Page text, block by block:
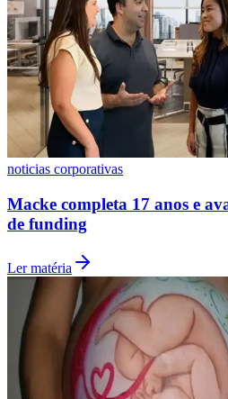
Flamengo
noticias corporativas
Macke completa 17 anos e
de funding
Ler matéria